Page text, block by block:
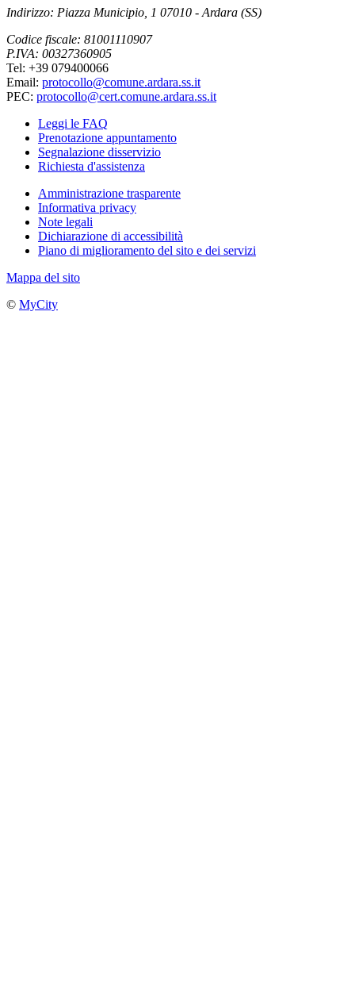
Indirizzo: Piazza Municipio, 1 07010 - Ardara (SS)
Codice fiscale: 81001110907
P.IVA: 00327360905
Tel: +39 079400066
Email: protocollo@comune.ardara.ss.it
PEC: protocollo@cert.comune.ardara.ss.it
Leggi le FAQ
Prenotazione appuntamento
Segnalazione disservizio
Richiesta d'assistenza
Amministrazione trasparente
Informativa privacy
Note legali
Dichiarazione di accessibilità
Piano di miglioramento del sito e dei servizi
Mappa del sito
© MyCity